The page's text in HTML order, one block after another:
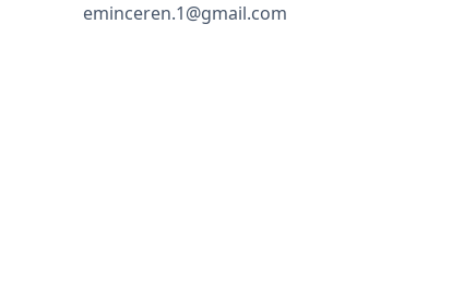
eminceren.1@gmail.com